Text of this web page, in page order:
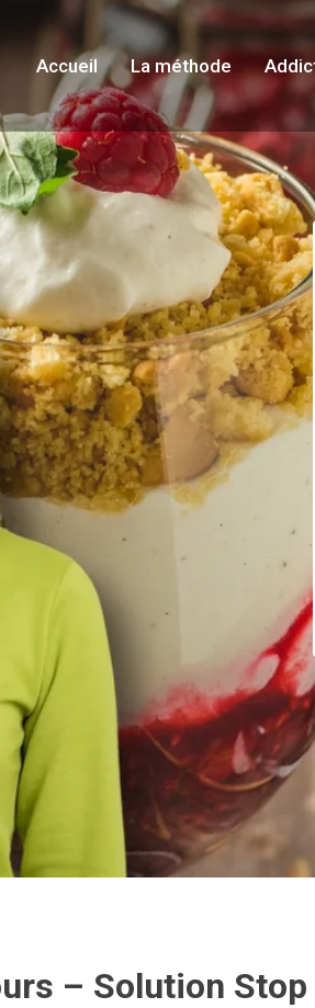
Accueil La méthode
– Solution